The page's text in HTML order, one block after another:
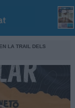
LA TRAIL DELS